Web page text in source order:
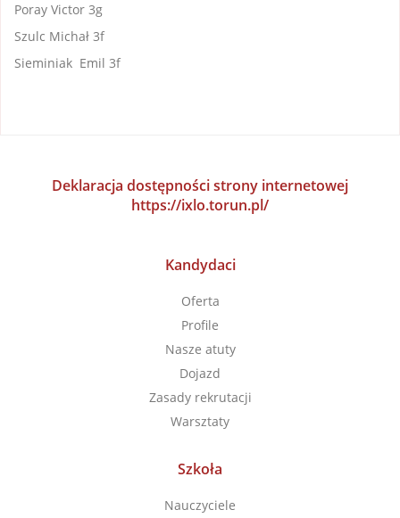
Poray Victor 3g
Szulc Michał 3f
Sieminiak Emil 3f
Deklaracja dostępności strony internetowej
https://ixlo.torun.pl/
Kandydaci
Oferta
Profile
Nasze atuty
Dojazd
Zasady rekrutacji
Warsztaty
Szkoła
Nauczyciele